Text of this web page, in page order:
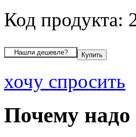
Код продукта:
хочу спросить
Почему надо